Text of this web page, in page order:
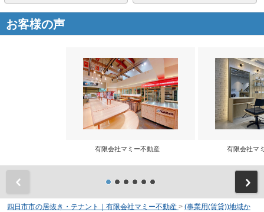
お客様の声
有限会社マミー不動産 有限会社
四日市市の居抜き・テナント｜有限会社マミー不動産 > (事業用(賃貸))地域か